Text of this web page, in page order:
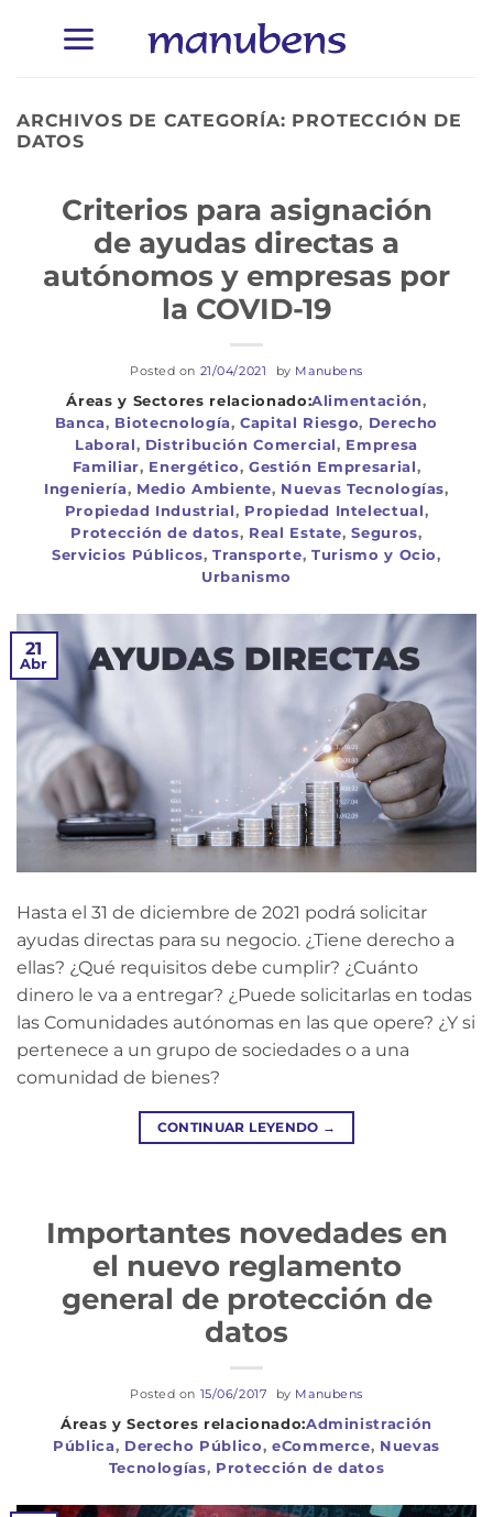
ARCHIVOS DE CATEGORÍA: PROTECCIÓN DE
DATOS
Alimentación,
Banca, Biotecnología,Capital Riesgo, Derecho
Laboral, Distribución Comercial, Empresa
Familiar, Energético,Gestión Empresarial,
Ingeniería, Medio Ambiente, Nuevas Tecnologías,
Propiedad Industrial, Propiedad Intelectual,
Protección de datos, Real Estate,Seguros,
Servicios Públicos,Transporte,Turismo y Ocio,
Urbanismo
Criterios para asignación
de ayudas directas a
autónomos y empresas por
la COVID-19
Posted on 21/04/2021 by Manubens
21
Abr
Hasta el 31 de diciembre de 2021 podrá solicitar
ayudas directas para su negocio. ¿Tiene derecho a
ellas? ¿Qué requisitos debe cumplir? ¿Cuánto
dinero le va a entregar? ¿Puede solicitarlas en todas
las Comunidades autónomas en las que opere? ¿Y si
pertenece a un grupo de sociedades o a una
comunidad de bienes?
CONTINUAR LEYENDO →
Administración
Pública, Derecho Público, eCommerce, Nuevas
Tecnologías, Protección de datos
Importantes novedades en
el nuevo reglamento
general de protección de
datos
Posted on 15/06/2017 by Manubens